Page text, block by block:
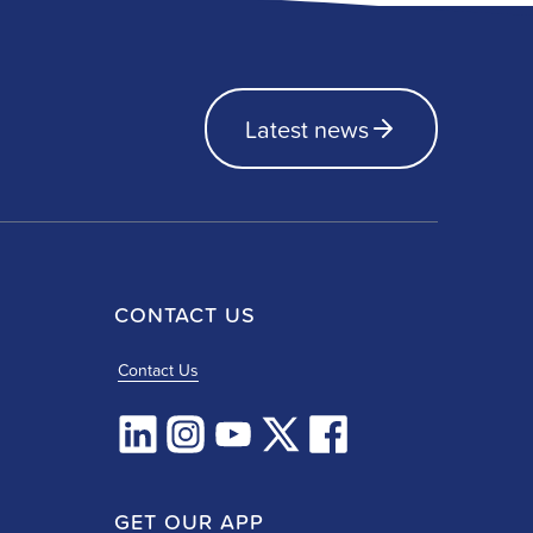
Latest news
CONTACT US
Contact Us
GET OUR APP